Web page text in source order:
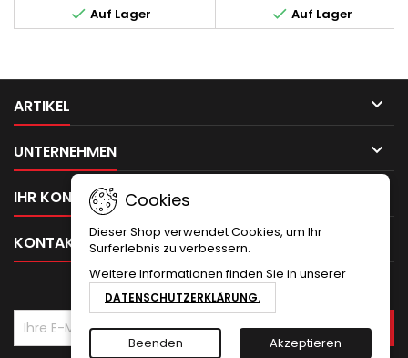
 Auf Lager  Auf Lager
ARTIKEL 
UNTERNEHMEN 
IHR KONTO
KONTAKT
Cookies
Dieser Shop verwendet Cookies, um Ihr
Surferlebnis zu verbessern.
Weitere Informationen finden Sie in unserer
DATENSCHUTZERKLÄRUNG.
Beenden Akzeptieren
NEWSLETTER